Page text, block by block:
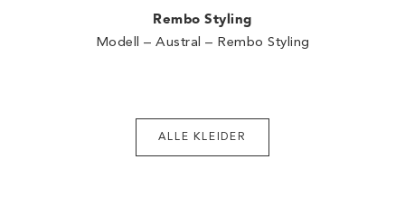
Rembo Styling
Modell – Austral – Rembo Styling
ALLE KLEIDER